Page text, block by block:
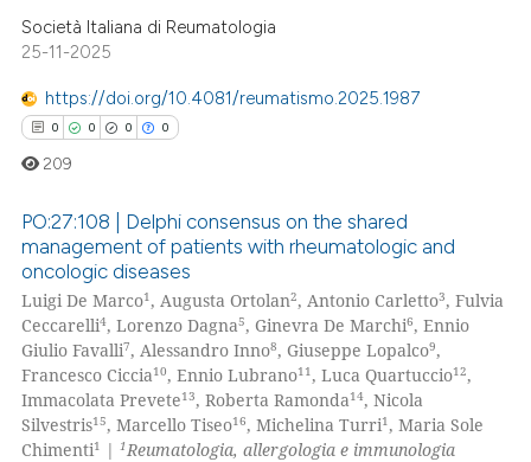
Società Italiana di Reumatologia
25-11-2025
https://doi.org/10.4081/reumatismo.2025.1987
0 0 0 0
Citing Publications
Supporting
Mentioning
Contrasting
209
PO:27:108 | Delphi consensus on the shared
management of patients with rheumatologic and
oncologic diseases
Luigi De Marco1 , Augusta Ortolan2, Antonio Carletto3, Fulvia
Ceccarelli4, Lorenzo Dagna5, Ginevra De Marchi6, Ennio
Giulio Favalli7, Alessandro Inno8, Giuseppe Lopalco9,
Francesco Ciccia10, Ennio Lubrano11 , Luca Quartuccio12,
Immacolata Prevete13, Roberta Ramonda14, Nicola
Silvestris15, Marcello Tiseo16, Michelina Turri1 , Maria Sole
Chimenti1 |1Reumatologia, allergologia e immunologia